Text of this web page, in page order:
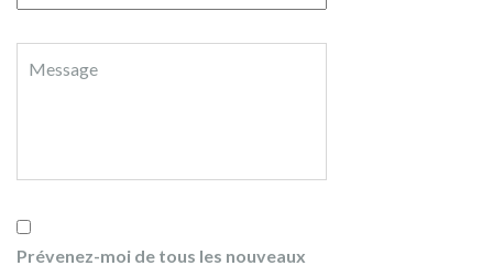
Prévenez-moi de tous les nouveaux